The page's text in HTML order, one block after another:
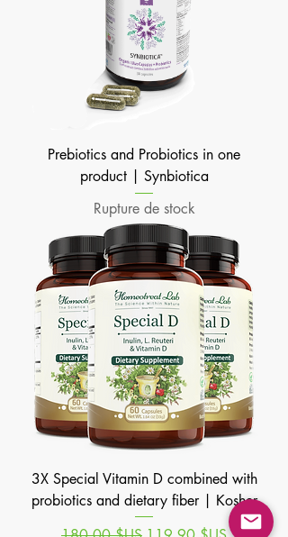
Prebiotics and Probiotics in one
product | Synbiotica
Rupture de stock
3X Special Vitamin D combined with
probiotics and dietary fiber | Kosher